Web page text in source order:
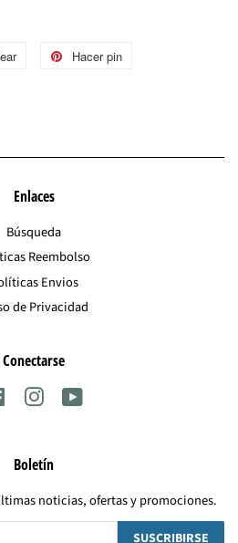
Tuitear
Hacer pin
Enlaces
Búsqueda
Reembolso
Envios
de Privacidad
Conectarse
FacebookInstagram
Boletín
noticias, ofertas y promociones.
SUSCRIBIRSE